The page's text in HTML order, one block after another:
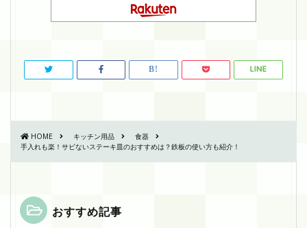
HOME キッチン用品
食器
手入れも楽！サビないステーキ皿のおすすめは？鉄板の使い方も紹介！
おすすめ記事